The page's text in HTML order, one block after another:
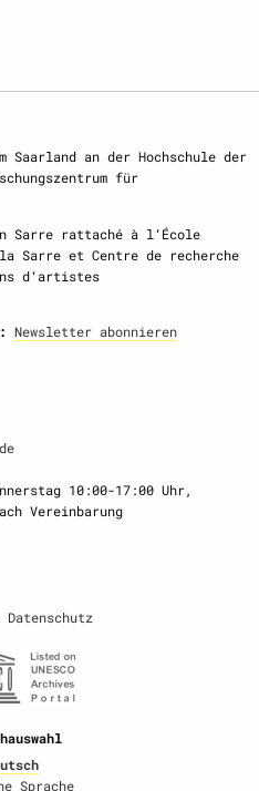
an der Hochschule der
für
Sarre rattaché à l‘École
Sarre et Centre de recherche
d‘artistes
Newsletter abonnieren
10:00-17:00 Uhr,
Vereinbarung
Datenschutz
Sprache